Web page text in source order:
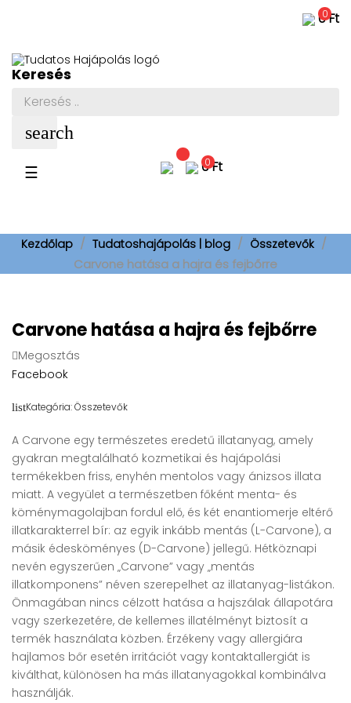
0
0 Ft
Keresés
search
0
0 Ft
Toggle
☰
Kezdőlap Tudatoshajápolás | blog Összetevők
Carvone hatása a hajra és fejbőrre
Carvone hatása a hajra és fejbőrre
Megosztás
Facebook
listKategória:Összetevők
A Carvone egy természetes eredetű illatanyag, amely
gyakran megtalálható kozmetikai és hajápolási
termékekben friss, enyhén mentolos vagy ánizsos illata
miatt. A vegyület a természetben főként menta- és
köménymagolajban fordul elő, és két enantiomerje eltérő
illatkarakterrel bír: az egyik inkább mentás (L-Carvone), a
másik édesköményes (D-Carvone) jellegű. Hétköznapi
nevén egyszerűen „Carvone” vagy „mentás
illatkomponens” néven szerepelhet az illatanyag-listákon.
Önmagában nincs célzott hatása a hajszálak állapotára
vagy szerkezetére, de kellemes illatélményt biztosít a
termék használata közben. Érzékeny vagy allergiára
hajlamos bőr esetén irritációt vagy kontaktallergiát is
kiválthat, különösen ha más illatanyagokkal kombinálva
használják.